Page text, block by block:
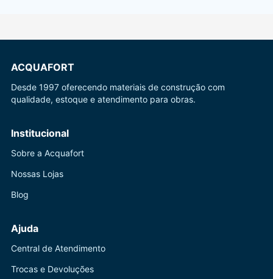
ACQUAFORT
Desde 1997 oferecendo materiais de construção com
qualidade, estoque e atendimento para obras.
Institucional
Sobre a Acquafort
Nossas Lojas
Blog
Ajuda
Central de Atendimento
Trocas e Devoluções